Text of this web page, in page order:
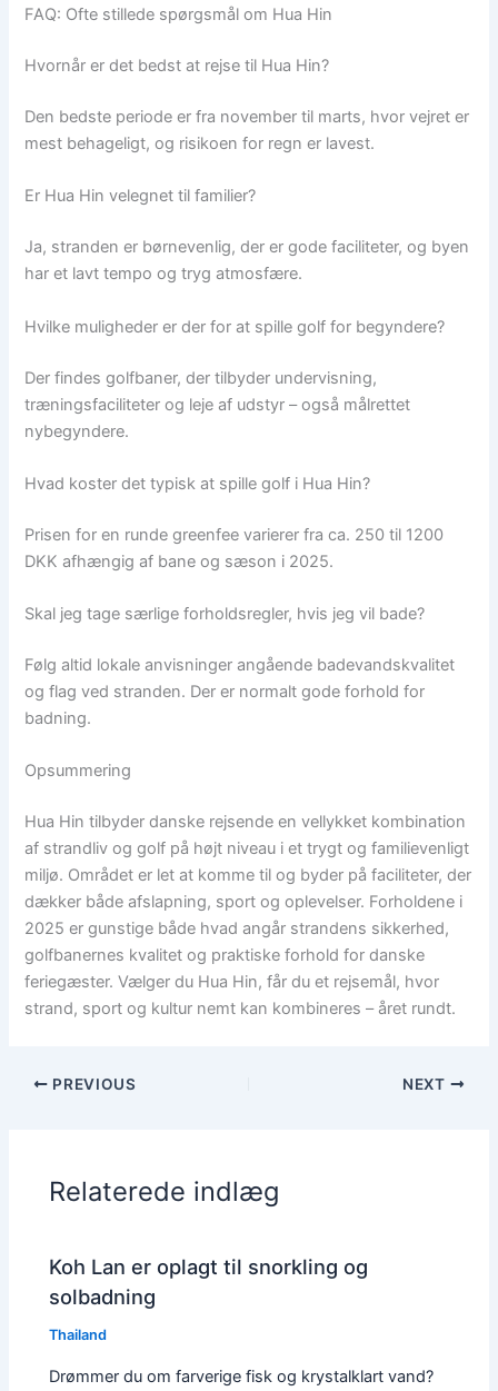
FAQ: Ofte stillede spørgsmål om Hua Hin
Hvornår er det bedst at rejse til Hua Hin?
Den bedste periode er fra november til marts, hvor vejret er
mest behageligt, og risikoen for regn er lavest.
Er Hua Hin velegnet til familier?
Ja, stranden er børnevenlig, der er gode faciliteter, og byen
har et lavt tempo og tryg atmosfære.
Hvilke muligheder er der for at spille golf for begyndere?
Der findes golfbaner, der tilbyder undervisning,
træningsfaciliteter og leje af udstyr – også målrettet
nybegyndere.
Hvad koster det typisk at spille golf i Hua Hin?
Prisen for en runde greenfee varierer fra ca. 250 til 1200
DKK afhængig af bane og sæson i 2025.
Skal jeg tage særlige forholdsregler, hvis jeg vil bade?
Følg altid lokale anvisninger angående badevandskvalitet
og flag ved stranden. Der er normalt gode forhold for
badning.
Opsummering
Hua Hin tilbyder danske rejsende en vellykket kombination
af strandliv og golf på højt niveau i et trygt og familievenligt
miljø. Området er let at komme til og byder på faciliteter, der
dækker både afslapning, sport og oplevelser. Forholdene i
2025 er gunstige både hvad angår strandens sikkerhed,
golfbanernes kvalitet og praktiske forhold for danske
feriegæster. Vælger du Hua Hin, får du et rejsemål, hvor
strand, sport og kultur nemt kan kombineres – året rundt.
PREVIOUS NEXT
Relaterede indlæg
Koh Lan er oplagt til snorkling og
solbadning
Thailand
Drømmer du om farverige fisk og krystalklart vand?